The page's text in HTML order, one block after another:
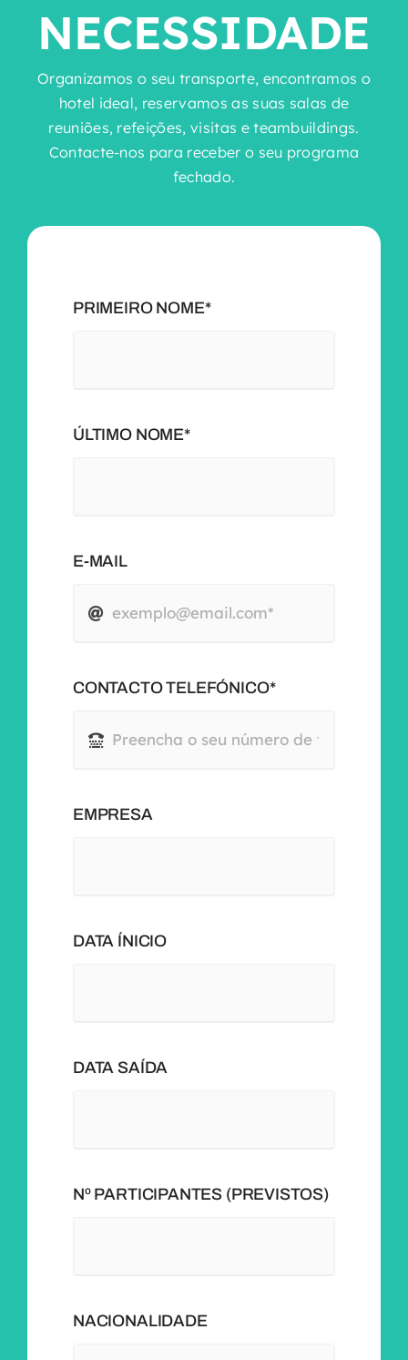
NECESSIDADE
Organizamos o seu transporte, encontramos o
hotel ideal, reservamos as suas salas de
reuniões, refeições, visitas e teambuildings.
Contacte-nos para receber o seu programa
fechado.
PRIMEIRO NOME*
ÚLTIMO NOME*
E-MAIL
CONTACTO TELEFÓNICO*
EMPRESA
DATA ÍNICIO
DATA SAÍDA
Nº PARTICIPANTES (PREVISTOS)
NACIONALIDADE